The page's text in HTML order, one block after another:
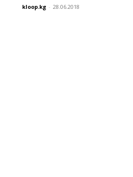
kloop.kg - 28.06.2018